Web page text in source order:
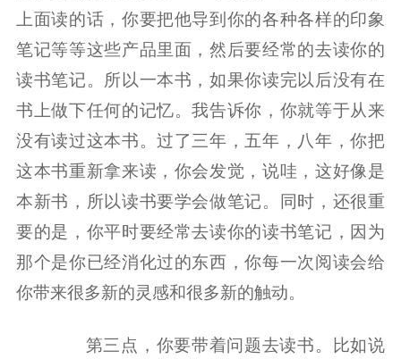
上面读的话，你要把他导到你的各种各样的印象
笔记等等这些产品里面，然后要经常的去读你的
读书笔记。所以一本书，如果你读完以后没有在
书上做下任何的记忆。我告诉你，你就等于从来
没有读过这本书。过了三年，五年，八年，你把
这本书重新拿来读，你会发觉，说哇，这好像是
本新书，所以读书要学会做笔记。同时，还很重
要的是，你平时要经常去读你的读书笔记，因为
那个是你已经消化过的东西，你每一次阅读会给
你带来很多新的灵感和很多新的触动。
第三点，你要带着问题去读书。比如说